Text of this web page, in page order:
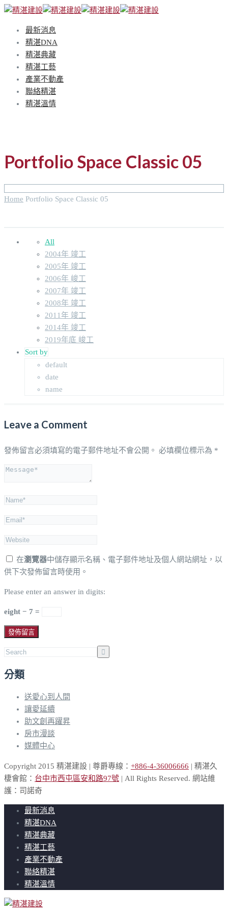
最新消息
精湛DNA
精湛典藏
精湛工藝
產業不動產
聯絡精湛
精湛溫情
Portfolio Space Classic 05
Home Portfolio Space Classic 05
All
2004年 竣工
2005年 竣工
2006年 峻工
2007年 竣工
2008年 竣工
2011年 竣工
2014年 竣工
2019年底 峻工
Sort by
default
date
name
Leave a Comment
發佈留言必須填寫的電子郵件地址不會公開。 必填欄位標示為 *
在瀏覽器中儲存顯示名稱、電子郵件地址及個人網站網址，以
供下次發佈留言時使用。
Please enter an answer in digits:
eight − 7 =
分類
送愛心到人間
讓愛延續
助文創再躍昇
房市漫談
媒體中心
Copyright 2015 精湛建設 | 尊爵專線： +886-4-36006666 | 精湛久
棲會館： 台中市西屯區安和路97號 | All Rights Reserved. 網站維
護：司諾奇
最新消息
精湛DNA
精湛典藏
精湛工藝
產業不動產
聯絡精湛
精湛溫情